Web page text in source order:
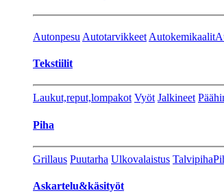
Autonpesu Autotarvikkeet Autokemikaalit
Tekstiilit
Laukut,reput,lompakot Vyöt Jalkineet
Piha
Grillaus Puutarha Ulkovalaistus Talvipiha
Askartelu&käsityöt